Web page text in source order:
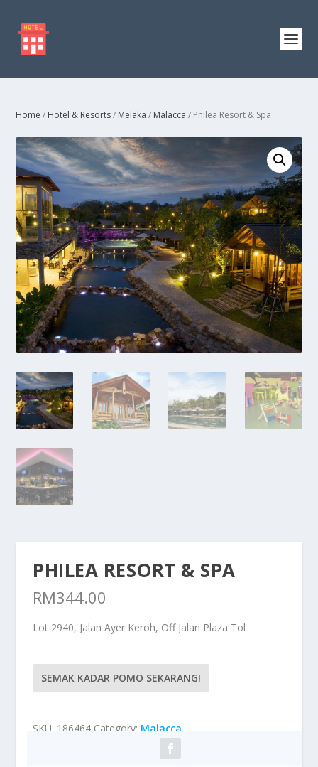
Home / Hotel & Resorts/ Melaka / Malacca / Philea Resort & Spa
PHILEA RESORT & SPA
RM344.00
Lot 2940, Jalan Ayer Keroh, Off Jalan Plaza Tol
SEMAK KADAR POMO SEKARANG!
SKU: 186464 Category: Malacca